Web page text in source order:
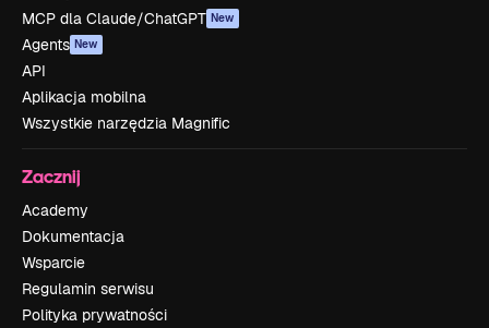
MCP dla Claude/ChatGPT New
Agents New
API
Aplikacja mobilna
Wszystkie narzędzia Magnific
Zacznij
Academy
Dokumentacja
Wsparcie
Regulamin serwisu
Polityka prywatności